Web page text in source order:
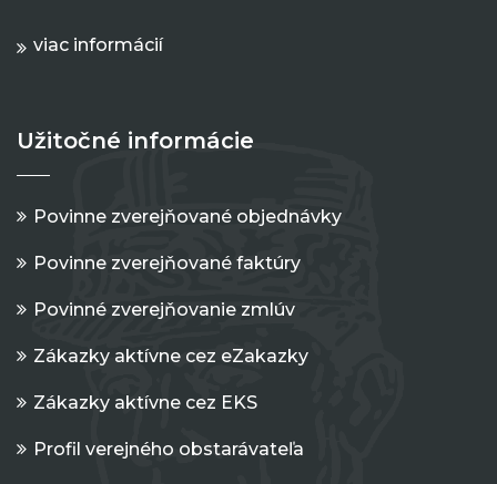
viac informácií
Užitočné informácie
Povinne zverejňované objednávky
Povinne zverejňované faktúry
Povinné zverejňovanie zmlúv
Zákazky aktívne cez eZakazky
Zákazky aktívne cez EKS
Profil verejného obstarávateľa